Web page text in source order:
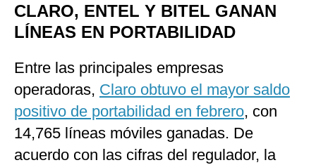
CLARO, ENTEL Y BITEL GANAN
LÍNEAS EN PORTABILIDAD
Entre las principales empresas
operadoras, Claro obtuvo el mayor saldo
positivo de portabilidad en febrero, con
14,765 líneas móviles ganadas. De
acuerdo con las cifras del regulador, la